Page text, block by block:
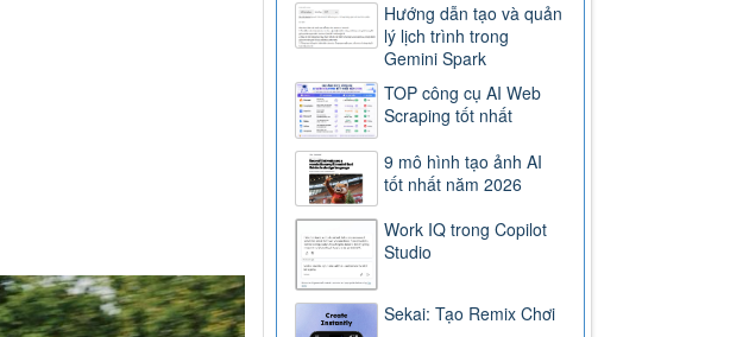
Hướng dẫn tạo và quản
lý lịch trình trong
Gemini Spark
TOP công cụ AI Web
Scraping tốt nhất
9 mô hình tạo ảnh AI
tốt nhất năm 2026
Work IQ trong Copilot
Studio
Sekai: Tạo Remix Chơi